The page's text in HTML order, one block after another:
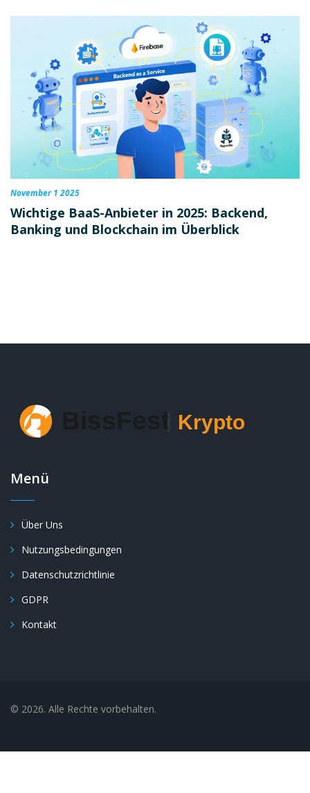
November 1 2025
Wichtige BaaS-Anbieter in 2025: Backend,
Banking und Blockchain im Überblick
Menü
Über Uns
Nutzungsbedingungen
Datenschutzrichtlinie
GDPR
Kontakt
© 2026. Alle Rechte vorbehalten.